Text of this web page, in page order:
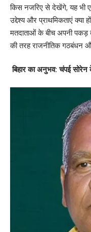
किस नजरिए से देखेंगे, यह भी
उद्देश्य और प्राथमिकताएं क्या
मतदाताओं के बीच अपनी पकड़
की तरह राजनीतिक गठबंधन
बिहार का अनुभव: चंपई